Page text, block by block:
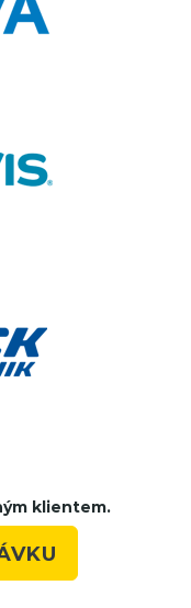
klientem.